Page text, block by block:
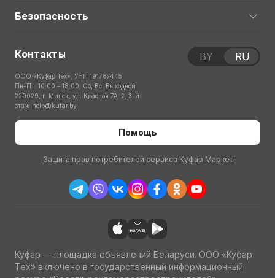
Безопасность
Контакты
ООО «Куфар Тех», УНП 191767445
Пн-Пт: 10:00 – 18:00; Сб, Вс: Выходной
220029, г. Минск, ул. Красная 7А-2, 3-й
этаж help@kufar.by
Помощь
Защита прав потребителей сервиса Куфар Маркет
BY RU
Куфар — площадка объявлений Беларуси. ООО «Куфар
Тех» включено в государственный информационный